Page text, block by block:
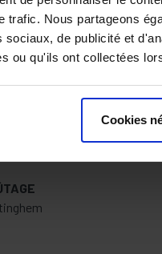
trafic. Nous partageons
sociaux, de publicité et
ou qu'ils ont collectées
Cookies